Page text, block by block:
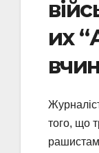
их
того, що